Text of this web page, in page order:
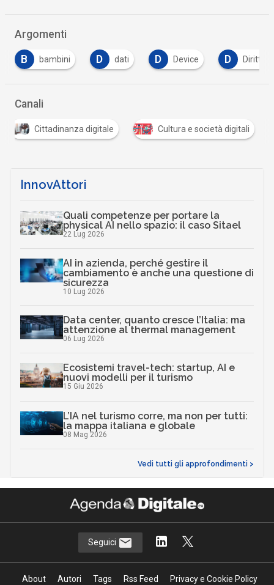
Argomenti
D dati Device D Diritto D donne
Canali
Cittadinanza digitale Cultura e società digitali
InnovAttori
Quali competenze per portare la
physical AI nello spazio: il caso Sitael
22 Lug 2026
AI in azienda, perché gestire il
cambiamento è anche una questione di
sicurezza
10 Lug 2026
Data center, quanto cresce l’Italia: ma
attenzione al thermal management
06 Lug 2026
Ecosistemi travel-tech: startup, AI e
nuovi modelli per il turismo
15 Giu 2026
L’IA nel turismo corre, ma non per tutti:
la mappa italiana e globale
08 Mag 2026
Vedi tutti gli approfondimenti >
Seguici
About Autori Tags Rss Feed
Privacy e Cookie Policy